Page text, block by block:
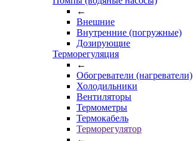
←
Внешние
Внутренние (погружные)
Дозирующие
Терморегуляция
←
Обогреватели (нагреватели)
Холодильники
Вентиляторы
Термометры
Термокабель
Терморегулятор